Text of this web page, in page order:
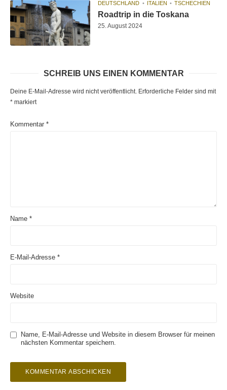
DEUTSCHLAND ITALIEN TSCHECHIEN
Roadtrip in die Toskana
25. August 2024
SCHREIB UNS EINEN KOMMENTAR
Deine E-Mail-Adresse wird nicht veröffentlicht. Erforderliche Felder sind mit
* markiert
Kommentar *
Name *
E-Mail-Adresse *
Website
Name, E-Mail-Adresse und Website in diesem Browser für meinen
nächsten Kommentar speichern.